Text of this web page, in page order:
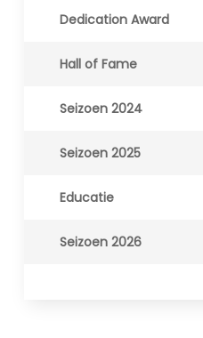
Dedication Award
Hall of Fame
Seizoen 2024
Seizoen 2025
Educatie
Seizoen 2026